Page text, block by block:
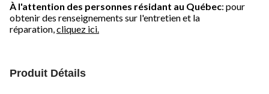
À l'attention des personnes résidant au Québec: pour
obtenir des renseignements sur l'entretien et la
réparation,cliquez ici.
Produit Détails